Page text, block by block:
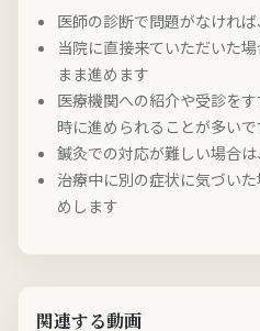
医師の診断で問題がなけれ
当院に直接来ていただいた
まま進めます
医療機関への紹介や受診を
時に進められることが多いで
鍼灸での対応が難しい場合
治療中に別の症状に気づい
めします
関連する動画